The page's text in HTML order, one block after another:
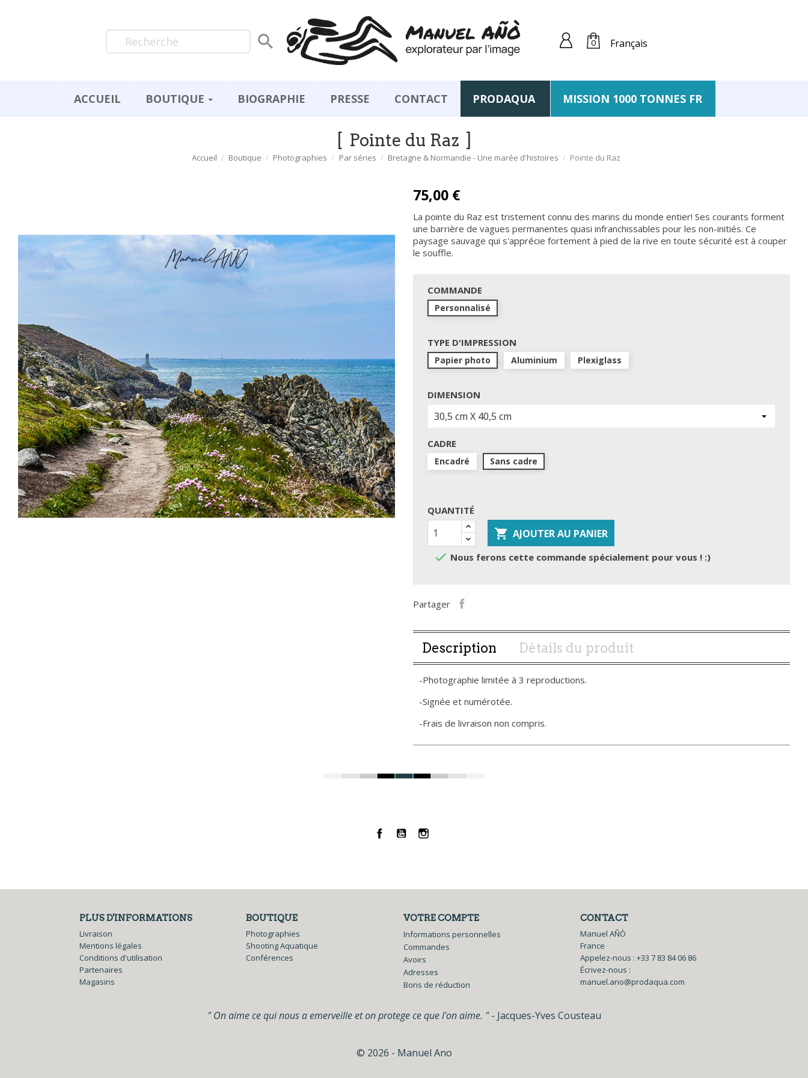
 0 Français
ACCUEIL BOUTIQUE BIOGRAPHIE PRESSE CONTACT PRODAQUA MISSION 1000 TONNES FR
Pointe du Raz
Accueil Boutique Photographies Par séries Bretagne & Normandie - Une marée d'histoires Pointe du Raz
75,00 €
La pointe du Raz est tristement connu des marins du monde entier! Ses courants forment
une barrière de vagues permanentes quasi infranchissables pour les non-initiés. Ce
paysage sauvage qui s'apprécie fortement à pied de la rive en toute sécurité est à couper
le souffle.
COMMANDE
Personnalisé
TYPE D'IMPRESSION
Papier photo Aluminium Plexiglass
DIMENSION
CADRE
Encadré Sans cadre
QUANTITÉ
 AJOUTER AU PANIER
 Nous ferons cette commande spécialement pour vous ! :)
Partager
Description Détails du produit
-Photographie limitée à 3 reproductions.
-Signée et numérotée.
-Frais de livraison non compris.
Facebook
YouTubeInstagram
PLUS D'INFORMATIONS
Livraison
Mentions légales
Conditions d'utilisation
Partenaires
Magasins
BOUTIQUE
Photographies
Shooting Aquatique
Conférences
VOTRE COMPTE
Informations personnelles
Commandes
Avoirs
Adresses
Bons de réduction
CONTACT
Manuel AÑÒ
France
Appelez-nous : +33 7 83 84 06 86
Écrivez-nous :
manuel.ano@prodaqua.com
" On aime ce qui nous a emerveille et on protege ce que l'on aime. "- Jacques-Yves Cousteau
© 2026 - Manuel Ano